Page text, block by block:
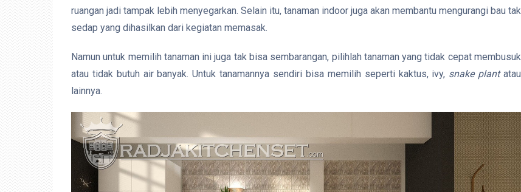
ruangan jadi tampak lebih menyegarkan. Selain itu, tanaman indoor juga akan membantu mengurangi bau tak
sedap yang dihasilkan dari kegiatan memasak.
Namun untuk memilih tanaman ini juga tak bisa sembarangan, pilihlah tanaman yang tidak cepat membusuk
atau tidak butuh air banyak. Untuk tanamannya sendiri bisa memilih seperti kaktus, ivy, snake plantatau
lainnya.